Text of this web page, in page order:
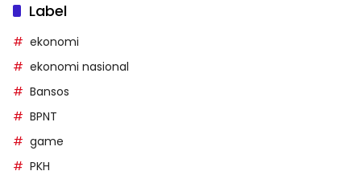
Label
ekonomi
ekonomi nasional
Bansos
BPNT
game
PKH